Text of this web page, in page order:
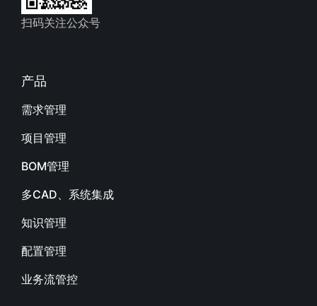
扫码关注公众号
产品
需求管理
项目管理
BOM管理
多CAD、系统集成
知识管理
配置管理
业务流管控